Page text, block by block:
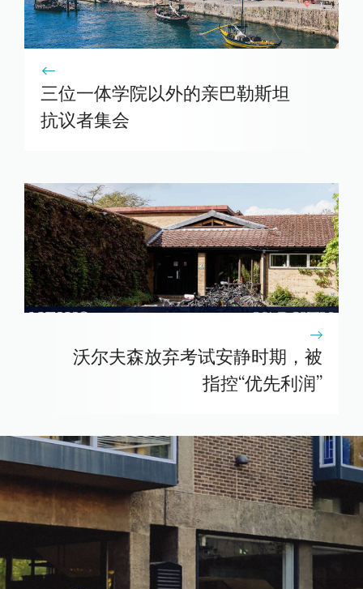
三位一体学院以外的亲巴勒斯坦
抗议者集会
沃尔夫森放弃考试安静时期，被
指控“优先利润”